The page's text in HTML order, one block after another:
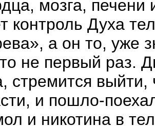
мозга,
контроль Духа
а он то, уже
не первый раз.
стремится
и пошло-
и никотина в